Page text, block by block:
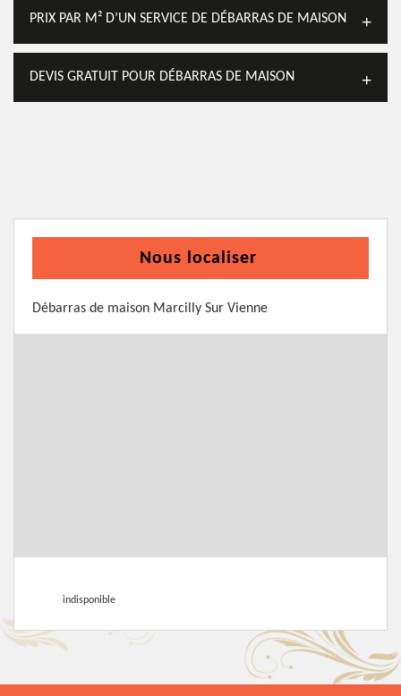
PRIX PAR M² D’UN SERVICE DE DÉBARRAS DE MAISON
DEVIS GRATUIT POUR DÉBARRAS DE MAISON
Nous localiser
Débarras de maison Marcilly Sur Vienne
indisponible